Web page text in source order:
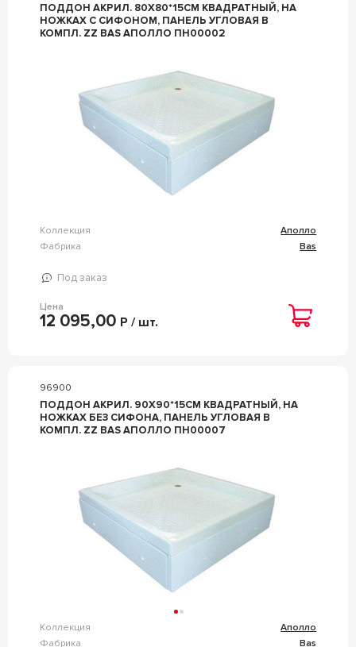
ПОДДОН АКРИЛ. 80Х80*15СМ КВАДРАТНЫЙ, НА
НОЖКАХ С СИФОНОМ, ПАНЕЛЬ УГЛОВАЯ В
КОМПЛ. ZZ BAS АПОЛЛО ПН00002
Коллекция
Аполло
Фабрика
Bas
Под заказ
Цена
12 095,00 Р / шт.
96900
ПОДДОН АКРИЛ. 90Х90*15СМ КВАДРАТНЫЙ, НА
НОЖКАХ БЕЗ СИФОНА, ПАНЕЛЬ УГЛОВАЯ В
КОМПЛ. ZZ BAS АПОЛЛО ПН00007
Коллекция
Аполло
Фабрика
Bas